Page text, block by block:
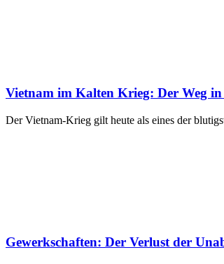
Vietnam im Kalten Krieg: Der Weg in
Der Vietnam-Krieg gilt heute als eines der
Gewerkschaften: Der Verlust der